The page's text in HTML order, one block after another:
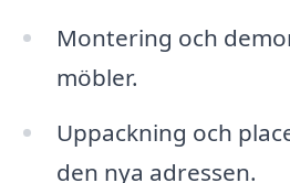
Montering och
möbler.
Uppackning och
den nya adressen.